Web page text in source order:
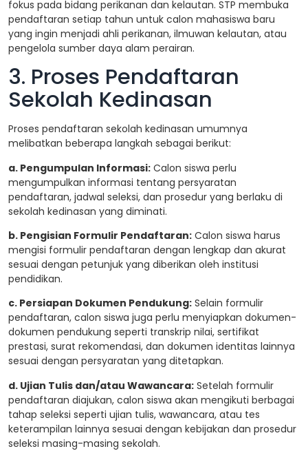
fokus pada bidang perikanan dan kelautan. STP membuka
pendaftaran setiap tahun untuk calon mahasiswa baru
yang ingin menjadi ahli perikanan, ilmuwan kelautan, atau
pengelola sumber daya alam perairan.
3. Proses Pendaftaran
Sekolah Kedinasan
Proses pendaftaran sekolah kedinasan umumnya
melibatkan beberapa langkah sebagai berikut:
a. Pengumpulan Informasi: Calon siswa perlu
mengumpulkan informasi tentang persyaratan
pendaftaran, jadwal seleksi, dan prosedur yang berlaku di
sekolah kedinasan yang diminati.
b. Pengisian Formulir Pendaftaran: Calon siswa harus
mengisi formulir pendaftaran dengan lengkap dan akurat
sesuai dengan petunjuk yang diberikan oleh institusi
pendidikan.
c. Persiapan Dokumen Pendukung: Selain formulir
pendaftaran, calon siswa juga perlu menyiapkan dokumen-
dokumen pendukung seperti transkrip nilai, sertifikat
prestasi, surat rekomendasi, dan dokumen identitas lainnya
sesuai dengan persyaratan yang ditetapkan.
d. Ujian Tulis dan/atau Wawancara: Setelah formulir
pendaftaran diajukan, calon siswa akan mengikuti berbagai
tahap seleksi seperti ujian tulis, wawancara, atau tes
keterampilan lainnya sesuai dengan kebijakan dan prosedur
seleksi masing-masing sekolah.